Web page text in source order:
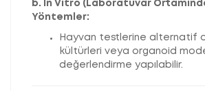
b. İn Vitro (Laboratuvar
Yöntemler:
Hayvan testlerine alternatif
kültürleri veya organoid
değerlendirme yapılabilir.